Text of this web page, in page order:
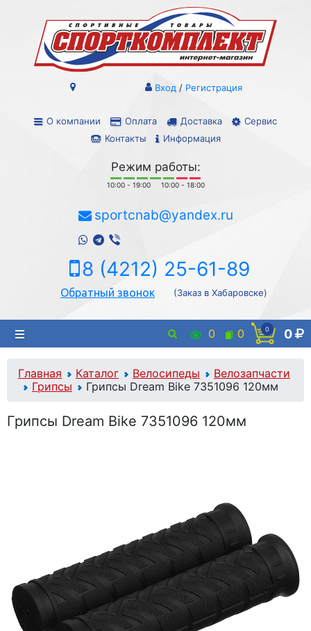
О компании Оплата Доставка
Сервис
Контакты
Информация
Вход / Регистрация
Режим работы:
10:00 - 19:00 10:00 - 18:00
sportcnab@yandex.ru
8 (4212) 25-61-89
Обратный звонок (Заказ в Хабаровске)
0 0 0 0
Главная Каталог Велосипеды
Велозапчасти
Грипсы
Грипсы Dream Bike 7351096 120мм
Грипсы Dream Bike 7351096 120мм